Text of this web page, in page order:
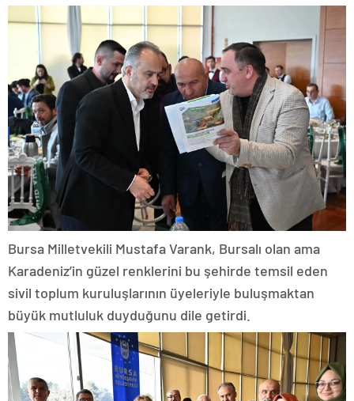
Bursa Milletvekili Mustafa Varank, Bursalı olan ama
Karadeniz’in güzel renklerini bu şehirde temsil eden
sivil toplum kuruluşlarının üyeleriyle buluşmaktan
büyük mutluluk duyduğunu dile getirdi.